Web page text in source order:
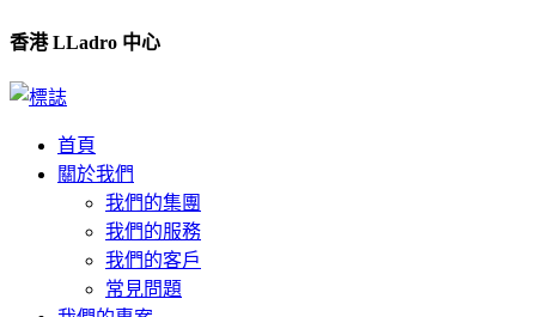
香港 LLadro 中心
首頁
關於我們
我們的集團
我們的服務
我們的客戶
常見問題